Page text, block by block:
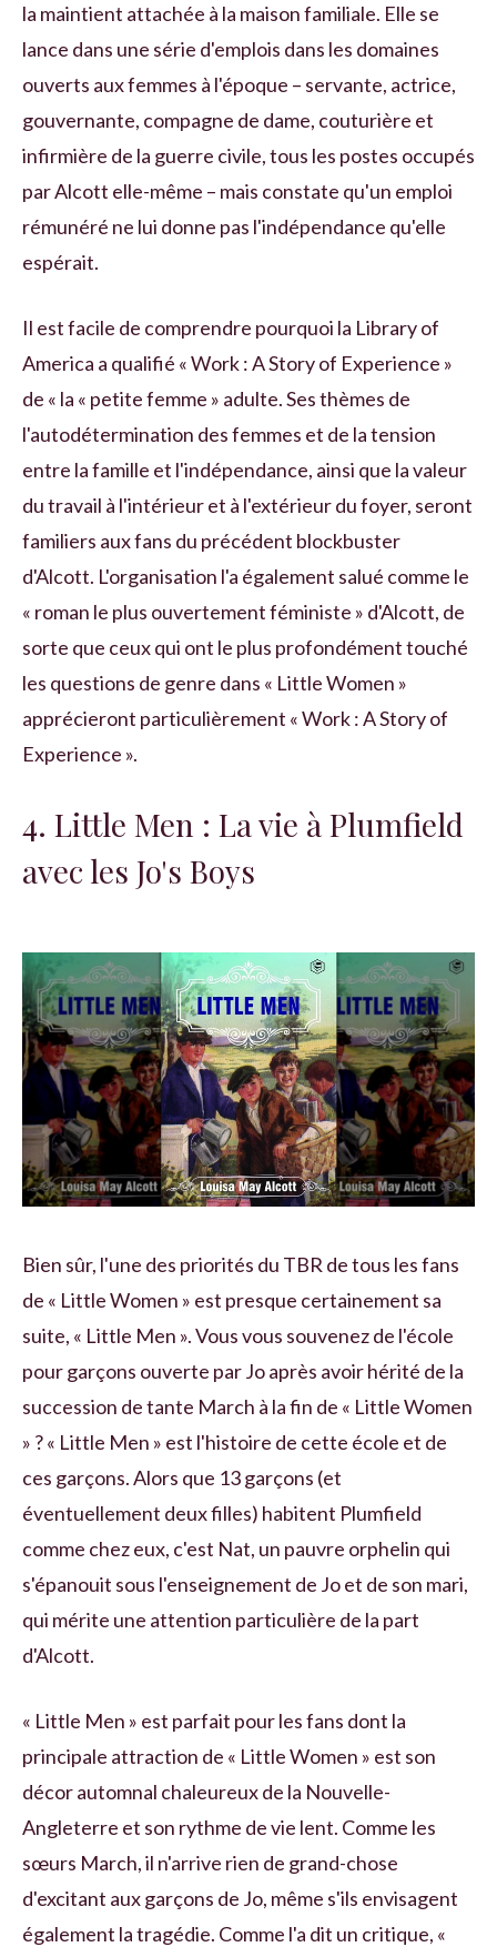
la maintient attachée à la maison familiale. Elle se
lance dans une série d'emplois dans les domaines
ouverts aux femmes à l'époque – servante, actrice,
gouvernante, compagne de dame, couturière et
infirmière de la guerre civile, tous les postes occupés
par Alcott elle-même – mais constate qu'un emploi
rémunéré ne lui donne pas l'indépendance qu'elle
espérait.
Il est facile de comprendre pourquoi la Library of
America a qualifié « Work : A Story of Experience »
de « la « petite femme » adulte. Ses thèmes de
l'autodétermination des femmes et de la tension
entre la famille et l'indépendance, ainsi que la valeur
du travail à l'intérieur et à l'extérieur du foyer, seront
familiers aux fans du précédent blockbuster
d'Alcott. L'organisation l'a également salué comme le
« roman le plus ouvertement féministe » d'Alcott, de
sorte que ceux qui ont le plus profondément touché
les questions de genre dans « Little Women »
apprécieront particulièrement « Work : A Story of
Experience ».
4. Little Men : La vie à Plumfield
avec les Jo's Boys
Bien sûr, l'une des priorités du TBR de tous les fans
de « Little Women » est presque certainement sa
suite, « Little Men ». Vous vous souvenez de l'école
pour garçons ouverte par Jo après avoir hérité de la
succession de tante March à la fin de « Little Women
» ? « Little Men » est l'histoire de cette école et de
ces garçons. Alors que 13 garçons (et
éventuellement deux filles) habitent Plumfield
comme chez eux, c'est Nat, un pauvre orphelin qui
s'épanouit sous l'enseignement de Jo et de son mari,
qui mérite une attention particulière de la part
d'Alcott.
« Little Men » est parfait pour les fans dont la
principale attraction de « Little Women » est son
décor automnal chaleureux de la Nouvelle-
Angleterre et son rythme de vie lent. Comme les
sœurs March, il n'arrive rien de grand-chose
d'excitant aux garçons de Jo, même s'ils envisagent
également la tragédie. Comme l'a dit un critique, «